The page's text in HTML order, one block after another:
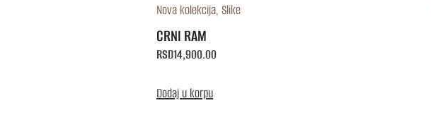
Nova kolekcija, Slike
CRNI RAM
RSD14,900.00
Dodaj u korpu